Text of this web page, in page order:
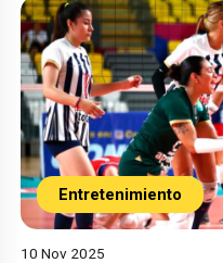
Entretenimiento
10 Nov 2025